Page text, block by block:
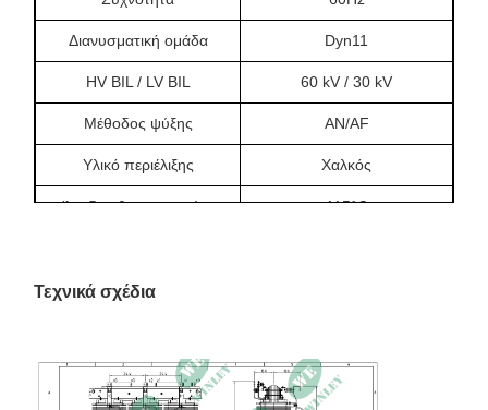
Διανυσματική ομάδα Dyn11
HV BIL / LV BIL 60 kV / 30 kV
Μέθοδος ψύξης AN/AF
Υλικό περιέλιξης Χαλκός
Άνοδος θερμοκρασίας 115°C
Τάσεις βρύσης
7245 / 7073 / 6900 / 6728
/ 6555 V
Τεχνικά σχέδια